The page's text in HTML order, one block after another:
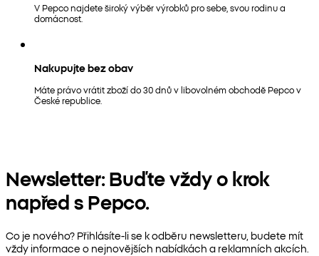
V Pepco najdete široký výběr výrobků pro sebe, svou rodinu a
domácnost.
Nakupujte bez obav
Máte právo vrátit zboží do 30 dnů v libovolném obchodě Pepco v
České republice.
Newsletter: Buďte vždy o krok
napřed s Pepco.
Co je nového? Přihlásíte-li se k odběru newsletteru, budete mít
vždy informace o nejnovějších nabídkách a reklamních akcích.